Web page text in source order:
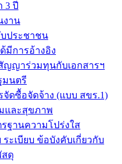
3 ปี
งาน
ประชาชน
มีการอ้างอิง
ญญาร่วมทุนกับเอกสารฯ
มนตรี
จัดซื้อจัดจ้าง (แบบ สขร.1)
และสุขภาพ
ฐานความโปร่งใส
ะเบียบ ข้อบังคับเกี่ยวกับ
สดุ